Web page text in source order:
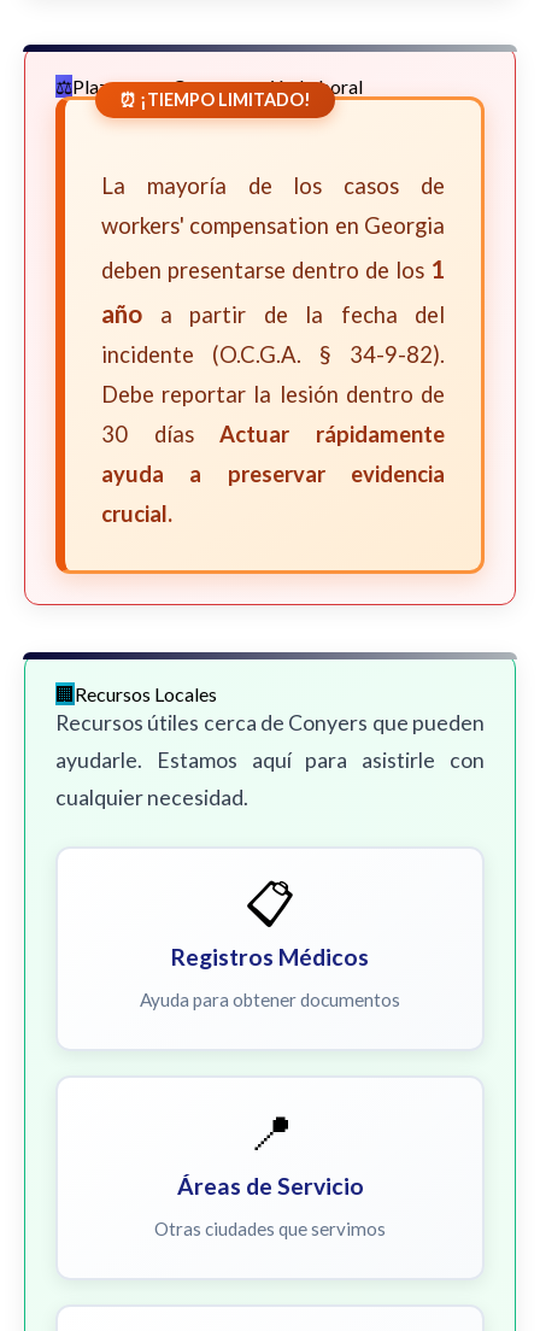
Plazos para Compensación Laboral
⏰ ¡TIEMPO LIMITADO!
La mayoría de los casos de
workers' compensation en Georgia
deben presentarse dentro de los 1
año a partir de la fecha del
incidente (O.C.G.A. § 34-9-82).
Debe reportar la lesión dentro de
30 díasActuar rápidamente
ayuda a preservar evidencia
crucial.
Recursos Locales
Recursos útiles cerca de Conyers que pueden
ayudarle. Estamos aquí para asistirle con
cualquier necesidad.
📋
Registros Médicos
Ayuda para obtener documentos
📍
Áreas de Servicio
Otras ciudades que servimos